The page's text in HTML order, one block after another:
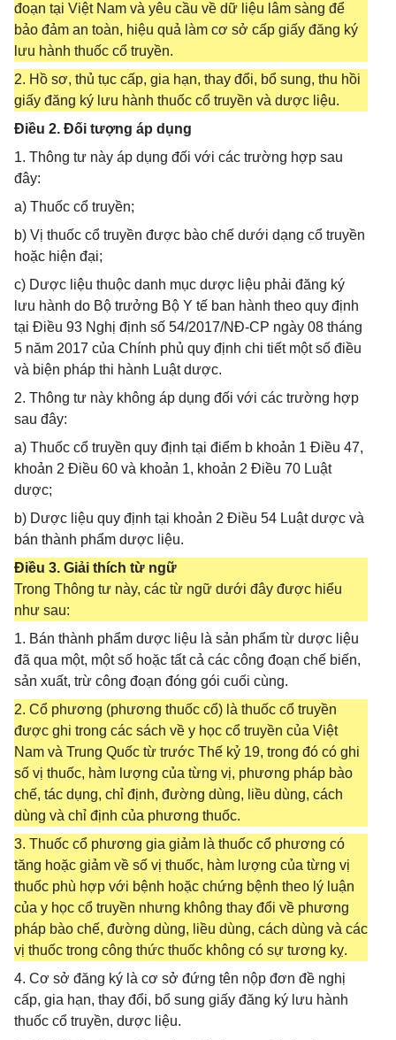
đoạn tại Việt Nam và yêu cầu về dữ liệu lâm sàng để
bảo đảm an toàn, hiệu quả làm cơ sở cấp giấy đăng ký
lưu hành thuốc cổ truyền.
2. Hồ sơ, thủ tục cấp, gia hạn, thay đổi, bổ sung, thu hồi
giấy đăng ký lưu hành thuốc cổ truyền và dược liệu.
Điều 2. Đối tượng áp dụng
1. Thông tư này áp dụng đối với các trường hợp sau
đây:
a) Thuốc cổ truyền;
b) Vị thuốc cổ truyền được bào chế dưới dạng cổ truyền
hoặc hiện đại;
c) Dược liệu thuộc danh mục dược liệu phải đăng ký
lưu hành do Bộ trưởng Bộ Y tế ban hành theo quy định
tại Điều 93 Nghị định số 54/2017/NĐ-CP ngày 08 tháng
5 năm 2017 của Chính phủ quy định chi tiết một số điều
và biện pháp thi hành Luật dược.
2. Thông tư này không áp dụng đối với các trường hợp
sau đây:
a) Thuốc cổ truyền quy định tại điểm b khoản 1 Điều 47,
khoản 2 Điều 60 và khoản 1, khoản 2 Điều 70 Luật
dược;
b) Dược liệu quy định tại khoản 2 Điều 54 Luật dược và
bán thành phẩm dược liệu.
Điều 3. Giải thích từ ngữ
Trong Thông tư này, các từ ngữ dưới đây được hiểu
như sau:
1. Bán thành phẩm dược liệu là sản phẩm từ dược liệu
đã qua một, một số hoặc tất cả các công đoạn chế biến,
sản xuất, trừ công đoạn đóng gói cuối cùng.
2. Cổ phương (phương thuốc cổ) là thuốc cổ truyền
được ghi trong các sách về y học cổ truyền của Việt
Nam và Trung Quốc từ trước Thế kỷ 19, trong đó có ghi
số vị thuốc, hàm lượng của từng vị, phương pháp bào
chế, tác dụng, chỉ định, đường dùng, liều dùng, cách
dùng và chỉ định của phương thuốc.
3. Thuốc cổ phương gia giảm là thuốc cổ phương có
tăng hoặc giảm về số vị thuốc, hàm lượng của từng vị
thuốc phù hợp với bệnh hoặc chứng bệnh theo lý luận
của y học cổ truyền nhưng không thay đổi về phương
pháp bào chế, đường dùng, liều dùng, cách dùng và các
vị thuốc trong công thức thuốc không có sự tương kỵ.
4. Cơ sở đăng ký là cơ sở đứng tên nộp đơn đề nghị
cấp, gia hạn, thay đổi, bổ sung giấy đăng ký lưu hành
thuốc cổ truyền, dược liệu.